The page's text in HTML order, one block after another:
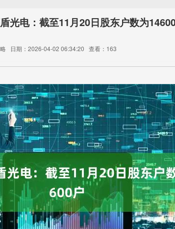
光电：截至11月20日股东户数为
日期：2026-04-02 06:34:20 查看：163